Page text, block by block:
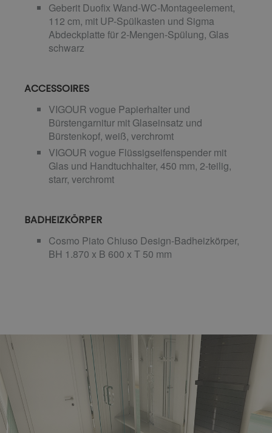
Geberit Duofix Wand-WC-Montageelement,
112 cm, mit UP-Spülkasten und Sigma
Abdeckplatte für 2-Mengen-Spülung, Glas
schwarz
ACCESSOIRES
VIGOUR vogue Papierhalter und
Bürstengarnitur mit Glaseinsatz und
Bürstenkopf, weiß, verchromt
VIGOUR vogue Flüssigseifenspender mit
Glas und Handtuchhalter, 450 mm, 2-teilig,
starr, verchromt
BADHEIZKÖRPER
Cosmo Piato Chiuso Design-Badheizkörper,
BH 1.870 x B 600 x T 50 mm